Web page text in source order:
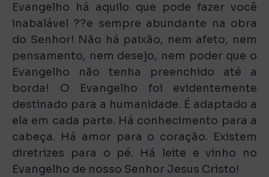
Evangelho há aquilo que pode fazer você
inabalável ??e sempre abundante na obra
do Senhor! Não há paixão, nem afeto, nem
pensamento, nem desejo, nem poder que o
Evangelho não tenha preenchido até a
borda! O Evangelho foi evidentemente
destinado para a humanidade. É adaptado a
ela em cada parte. Há conhecimento para a
cabeça. Há amor para o coração. Existem
diretrizes para o pé. Há leite e vinho no
Evangelho de nosso Senhor Jesus Cristo!